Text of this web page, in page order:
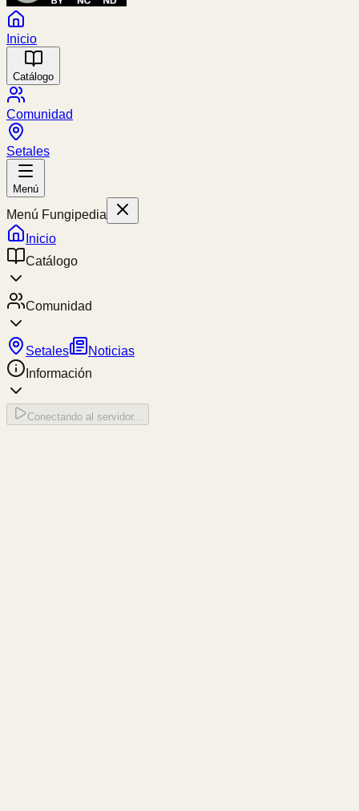
Inicio
Catálogo
Comunidad
Setales
Menú
Menú Fungipedia
Inicio
Catálogo
Comunidad
Setales
Noticias
Información
Conectando al servidor...